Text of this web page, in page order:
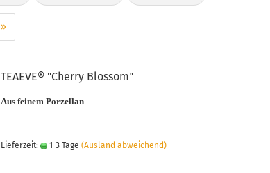
»
TEAEVE® "Cherry Blossom"
Aus feinem Porzellan
Lieferzeit: 1-3 Tage (Ausland abweichend)